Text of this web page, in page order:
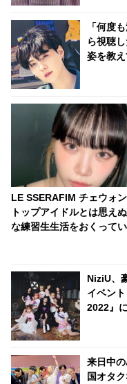
「何度
ら視聴
姿を教
LE SSERAFIM チェウォ
トップアイドルとは思え
な練習生生活をおくって
したんだね」
NiziU、
イベン
2022』
来日中
国オタ